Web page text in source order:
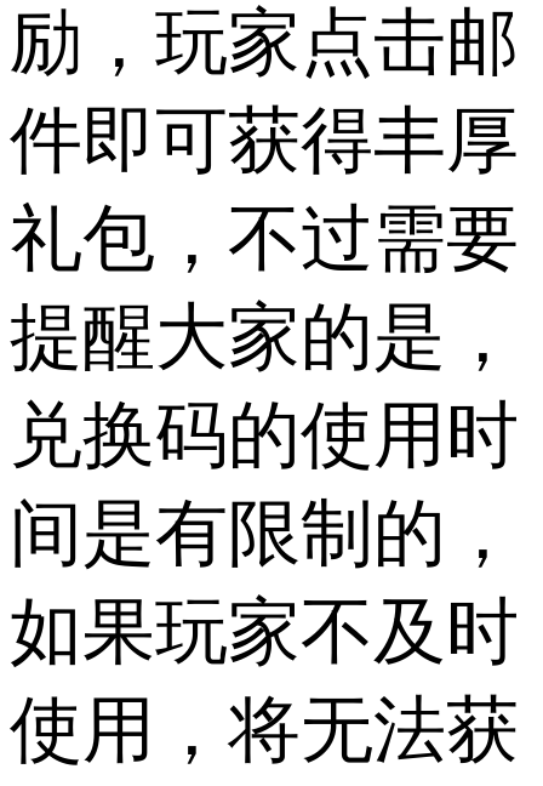
励，玩家点击邮
件即可获得丰厚
礼包，不过需要
提醒大家的是，
兑换码的使用时
间是有限制的，
如果玩家不及时
使用，将无法获